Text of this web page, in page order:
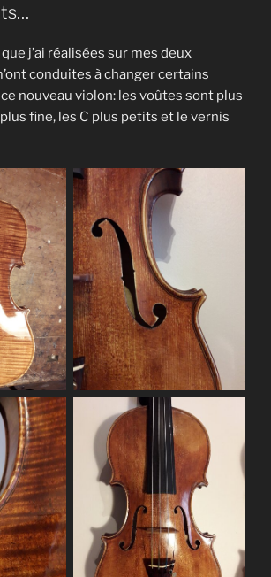
j’ai réalisées sur mes deux
conduites à changer certains
nouveau violon: les voûtes sont plus
fine, les C plus petits et le vernis